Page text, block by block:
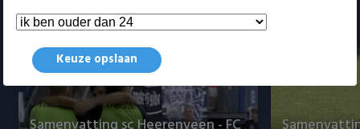
Samenvattingen Eredivisie
Keuze opslaan